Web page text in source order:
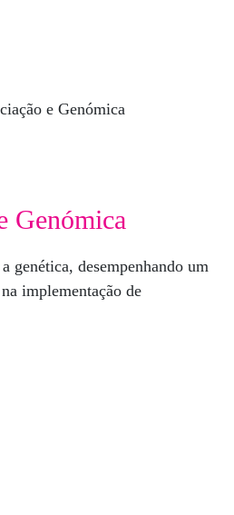
Genómica
genética, desempenhando um
implementação de